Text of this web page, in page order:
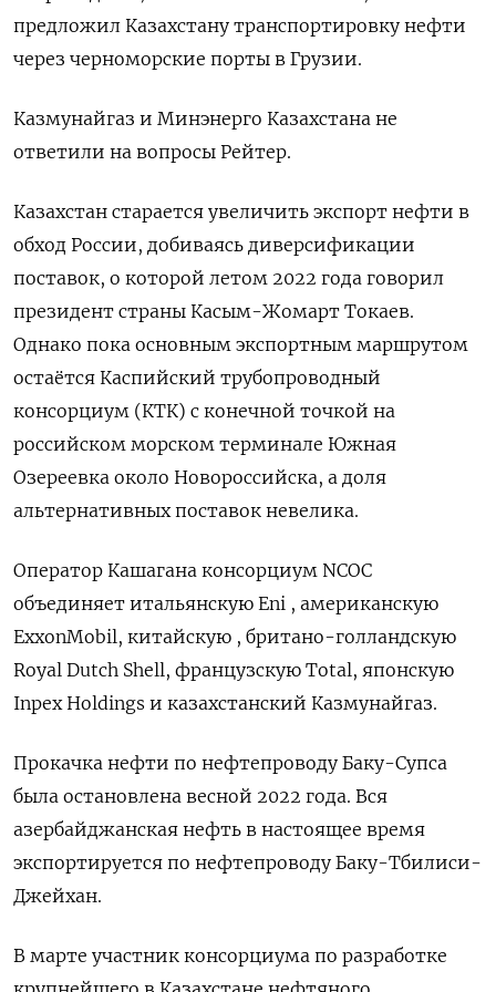
предложил Казахстану транспортировку нефти
через черноморские порты в Грузии.
Казмунайгаз и Минэнерго Казахстана не
ответили на вопросы Рейтер.
Казахстан старается увеличить экспорт нефти в
обход России, добиваясь диверсификации
поставок, о которой летом 2022 года говорил
президент страны Касым-Жомарт Токаев.
Однако пока основным экспортным маршрутом
остаётся Каспийский трубопроводный
консорциум (КТК) с конечной точкой на
российском морском терминале Южная
Озереевка около Новороссийска, а доля
альтернативных поставок невелика.
Оператор Кашагана консорциум NCOC
объединяет итальянскую Eni , американскую
ExxonMobil, китайскую , британо-голландскую
Royal Dutch Shell, французскую Total, японскую
Inpex Holdings и казахстанский Казмунайгаз.
Прокачка нефти по нефтепроводу Баку-Супса
была остановлена весной 2022 года. Вся
азербайджанская нефть в настоящее время
экспортируется по нефтепроводу Баку-Тбилиси-
Джейхан.
В марте участник консорциума по разработке